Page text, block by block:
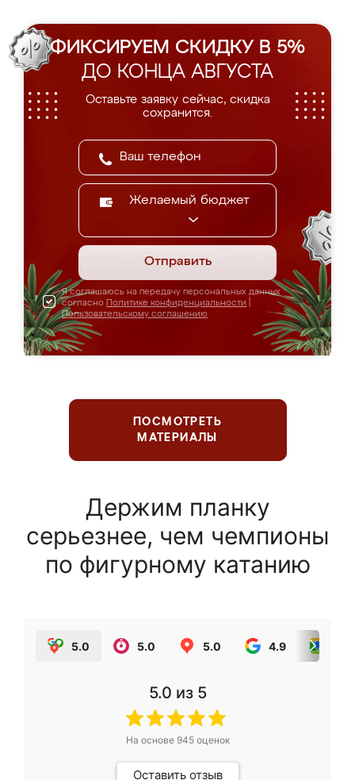
ФИКСИРУЕМ СКИДКУ В 5%
ДО КОНЦА АВГУСТА
Оставьте заявку сейчас, скидка
сохранится.
Желаемый бюджет
Отправить
Я соглашаюсь на передачу персональных данных
согласно Политике конфиденциальности
Пользовательскому соглашению
ПОСМОТРЕТЬ
МАТЕРИАЛЫ
Держим планку
серьезнее, чем чемпионы
по фигурному катанию
5.0 5.0 5.0 4.9
5.0 из 5
На основе 945оценок
Оставить отзыв